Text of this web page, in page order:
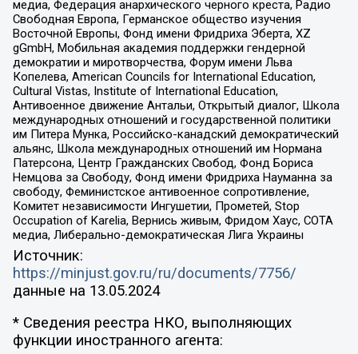
медиа, Федерация анархического черного креста, Радио
Свободная Европа, Германское общество изучения
Восточной Европы, Фонд имени Фридриха Эберта, XZ
gGmbH, Мобильная академия поддержки гендерной
демократии и миротворчества, Форум имени Льва
Копелева, American Councils for International Education,
Cultural Vistas, Institute of International Education,
Антивоенное движение Антальи, Открытый диалог, Школа
международных отношений и государственной политики
им Питера Мунка, Российско-канадский демократический
альянс, Школа международных отношений им Нормана
Патерсона, Центр Гражданских Свобод, Фонд Бориса
Немцова за Свободу, Фонд имени Фридриха Науманна за
свободу, Феминистское антивоенное сопротивление,
Комитет независимости Ингушетии, Прометей, Stop
Occupation of Karelia, Вернись живым, Фридом Хаус, СОТА
медиа, Либерально-демократическая Лига Украины
Источник:
https://minjust.gov.ru/ru/documents/7756/
данные на 13.05.2024
* Сведения реестра НКО, выполняющих
функции иностранного агента: